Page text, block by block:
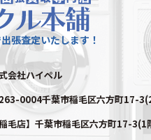
張査定いたします！
会社ハイペル
0004千葉市稲毛区六方町17-
稲毛店】千葉市稲毛区六方町17-3(1